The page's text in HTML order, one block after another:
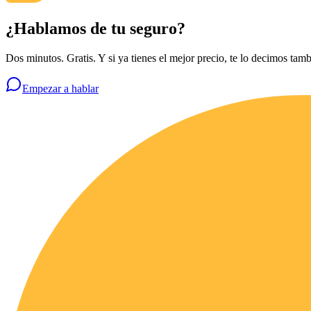
¿Hablamos de tu seguro?
Dos minutos. Gratis. Y si ya tienes el mejor precio, te lo decimos
Empezar a hablar